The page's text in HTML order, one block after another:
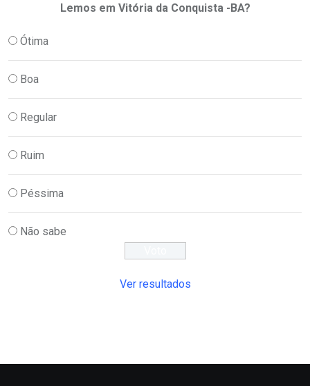
Lemos em Vitória da Conquista -BA?
Ótima
Boa
Regular
Ruim
Péssima
Não sabe
Ver resultados